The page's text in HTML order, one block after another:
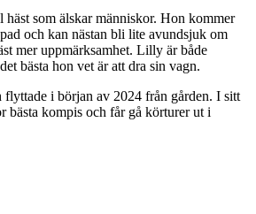
som älskar människor. Hon kommer
och kan nästan bli lite avundsjuk om
mer uppmärksamhet. Lilly är både
bästa hon vet är att dra sin vagn.
i början av 2024 från gården. I sitt
bästa kompis och får gå körturer ut i